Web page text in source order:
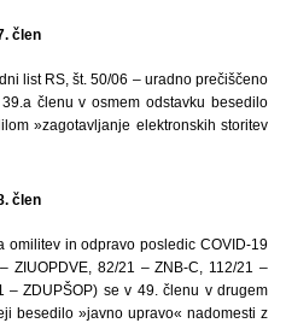
člen
list RS, št. 50/06 – uradno prečiščeno
členu v osmem odstavku besedilo
»zagotavljanje elektronskih storitev
člen
omilitev in odpravo posledic COVID-19
ZIUOPDVE, 82/21 – ZNB-C, 112/21 –
– ZDUPŠOP) se v 49. členu v drugem
besedilo »javno upravo« nadomesti z